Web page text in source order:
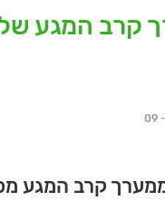
קרב המגע של
09
ממערך קרב המגע